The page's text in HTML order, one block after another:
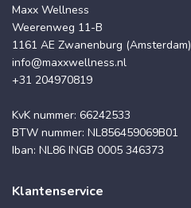
Maxx Wellness
Weerenweg 11-B
1161 AE Zwanenburg (Amsterdam)
info@maxxwellness.nl
+31 204970819
KvK nummer: 66242533
BTW nummer: NL856459069B01
Iban: NL86 INGB 0005 346373
Klantenservice